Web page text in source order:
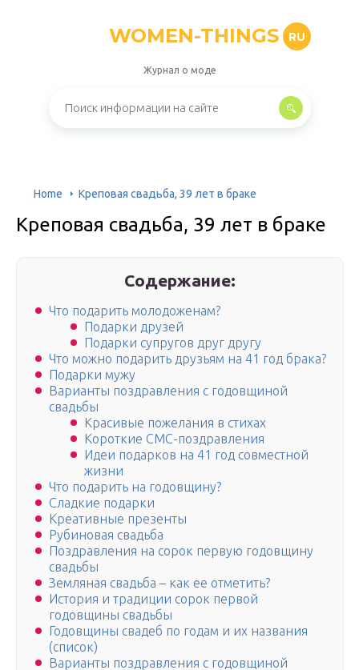
WOMEN-THINGS RU
Журнал о моде
Home Креповая свадьба, 39 лет в браке
Креповая свадьба, 39 лет в браке
Содержание:
Что подарить молодоженам?
Подарки друзей
Подарки супругов друг другу
Что можно подарить друзьям на 41 год брака?
Подарки мужу
Варианты поздравления с годовщиной
свадьбы
Красивые пожелания в стихах
Короткие СМС-поздравления
Идеи подарков на 41 год совместной
жизни
Что подарить на годовщину?
Сладкие подарки
Креативные презенты
Рубиновая свадьба
Поздравления на сорок первую годовщину
свадьбы
Земляная свадьба – как ее отметить?
История и традиции сорок первой
годовщины свадьбы
Годовщины свадеб по годам и их названия
(список)
Варианты поздравления с годовщиной